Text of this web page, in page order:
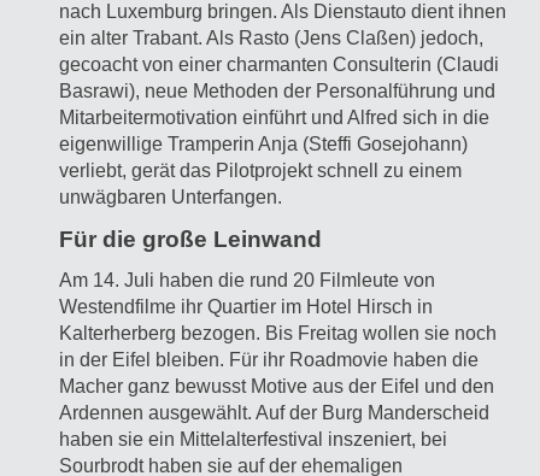
nach Luxemburg bringen. Als Dienstauto dient ihnen
ein alter Trabant. Als Rasto (Jens Claßen) jedoch,
gecoacht von einer charmanten Consulterin (Claudi
Basrawi), neue Methoden der Personalführung und
Mitarbeitermotivation einführt und Alfred sich in die
eigenwillige Tramperin Anja (Steffi Gosejohann)
verliebt, gerät das Pilotprojekt schnell zu einem
unwägbaren Unterfangen.
Für die große Leinwand
Am 14. Juli haben die rund 20 Filmleute von
Westendfilme ihr Quartier im Hotel Hirsch in
Kalterherberg bezogen. Bis Freitag wollen sie noch
in der Eifel bleiben. Für ihr Roadmovie haben die
Macher ganz bewusst Motive aus der Eifel und den
Ardennen ausgewählt. Auf der Burg Manderscheid
haben sie ein Mittelalterfestival inszeniert, bei
Sourbrodt haben sie auf der ehemaligen